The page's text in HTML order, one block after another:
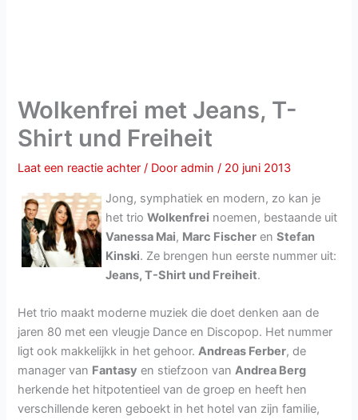
Wolkenfrei met Jeans, T-
Shirt und Freiheit
Laat een reactie achter / Dooradmin/ 20 juni 2013
Jong, symphatiek en modern, zo kan je
het trioWolkenfrei noemen, bestaande uit
Vanessa Mai, Marc Fischer enStefan
Kinski. Ze brengen hun eerste nummer uit:
Jeans, T-Shirt und Freiheit.
Het trio maakt moderne muziek die doet denken aan de
jaren 80 met een vleugje Dance en Discopop. Het nummer
ligt ook makkelijkk in het gehoor.Andreas Ferber, de
manager van Fantasy en stiefzoon vanAndrea Berg
herkende het hitpotentieel van de groep en heeft hen
verschillende keren geboekt in het hotel van zijn familie,